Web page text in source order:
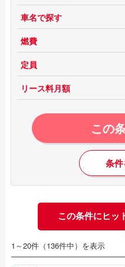
車名で探す
燃費
定員
リース料月額
この
条
この条件にヒッ
1～20件（136件中）を表示